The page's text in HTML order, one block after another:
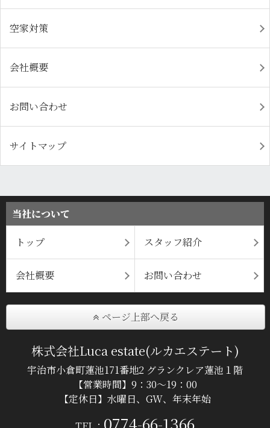
空家対策
会社概要
お問い合わせ
サイトマップ
当社について
トップ スタッフ紹介
会社概要 お問い合わせ
ページ上部へ戻る
株式会社Luca estate(ルカエステート)
宇治市小倉町蓮池171番地2 グランクレア蓮池１階
【営業時間】9：30～19：00
【定休日】水曜日、GW、年末年始
0774-66-1366